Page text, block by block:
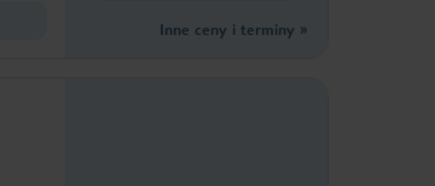
Inne ceny i terminy »